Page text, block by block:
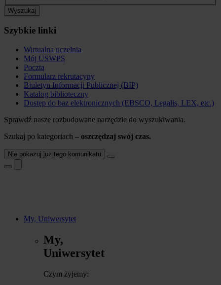
Wyszukaj
Szybkie linki
Wirtualna uczelnia
Mój USWPS
Poczta
Formularz rekrutacyny
Biuletyn Informacji Publicznej (BIP)
Katalog biblioteczny
Dostęp do baz elektronicznych (EBSCO, Legalis, LEX, etc.)
Sprawdź nasze rozbudowane narzędzie do wyszukiwania.
Szukaj po kategoriach – oszczędzaj swój czas.
Nie pokazuj już tego komunikatu
My, Uniwersytet
My,
Uniwersytet
Czym żyjemy: